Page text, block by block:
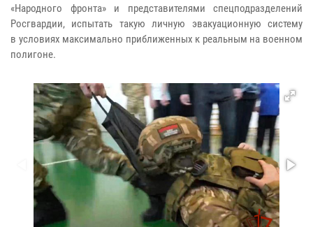
«Народного фронта» и представителями спецподразделений
Росгвардии, испытать такую личную эвакуационную систему
в условиях максимально приближенных к реальным на военном
полигоне.